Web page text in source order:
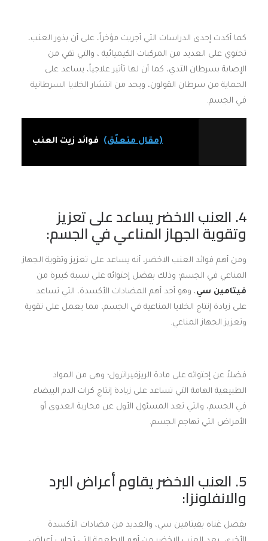
كما أكدت إحدى الدراسات التي أجريت مؤخراً، على أن بذور العنب،
تحتوي على العديد من المركبات الكيميائية ، والتي تقي من
الإصابة بسرطان الثدي، كما أن لها تأثير علاجياً، يساعد على
الحماية من سرطان القولون، ويحد من انتشار الخلايا السرطانية
في الجسم.
(مقال متعلّق) فوائد زيت العنب
4. العنب الاخضر يساعد على تعزيز
وتقوية الجهاز المناعي في الجسم:
ومن أهم فوائد العنب الاخضر، أنه يساعد على تعزيز وتقوية الجهاز
المناعي في الجسم؛ وذلك بفضل إحتوائه على نسبة كبيرة من
فيتامين سي، وهو أحد أهم المضادات الأكسدة، التي تساعد
على زيادة إنتاج الخلايا المناعية في الجسم، مما يعمل على تقوية
وتعزيز الجهاز المناعي.
فضلاً عن إحتوائه على مادة الريزفيراترول؛ وهي من المواد
الطبيعية الهامة التي تساعد على زيادة إنتاج كرات الدم البيضاء
في الجسم، والتي تعد المسئول الأول عن محاربة العدوى أو
الأمراض التي تهاجم الجسم.
5. العنب الاخضر يقاوم أعراض البرد
والانفلونزا:
بفضل غناه بفيتامين سي، والعديد من مضادات الأكسدة